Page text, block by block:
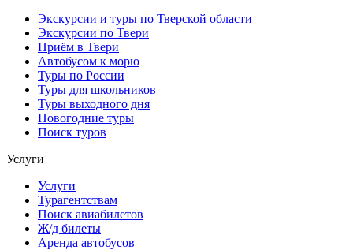
Экскурсии и туры по Тверской области
Экскурсии по Твери
Приём в Твери
Автобусом к морю
Туры по России
Туры для школьников
Туры выходного дня
Новогодние туры
Поиск туров
Услуги
Услуги
Турагентствам
Поиск авиабилетов
Ж/д билеты
Аренда автобусов